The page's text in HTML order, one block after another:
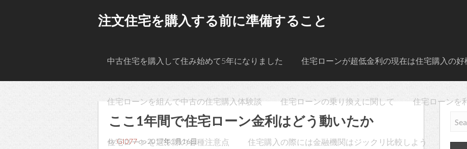
注文住宅を購入する前に準備すること
中古住宅を購入して住み始めて5年になりました 住宅ローンが超低金利の現在は住宅購入の好
住宅ローンを組んで中古の住宅購入体験談 住宅ローンの乗り換えに関して 住宅ローンを
住宅ローンを選ぶ際の各種注意点 住宅購入の際には金融機関はジックリ比較しよう
ここ1年間で住宅ローン金利はどう動いたか
byGI077on2017年1月16日